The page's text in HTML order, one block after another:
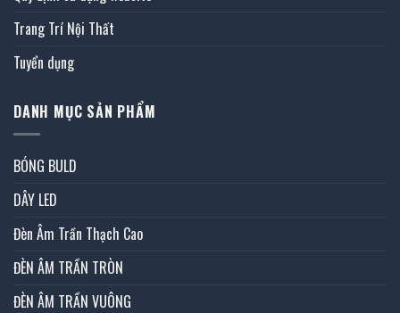
Trang Trí Nội Thất
Tuyển dụng
DANH MỤC SẢN PHẨM
BÓNG BULD
DÂY LED
Đèn Âm Trần Thạch Cao
ĐÈN ÂM TRẦN TRÒN
ĐÈN ÂM TRẦN VUÔNG